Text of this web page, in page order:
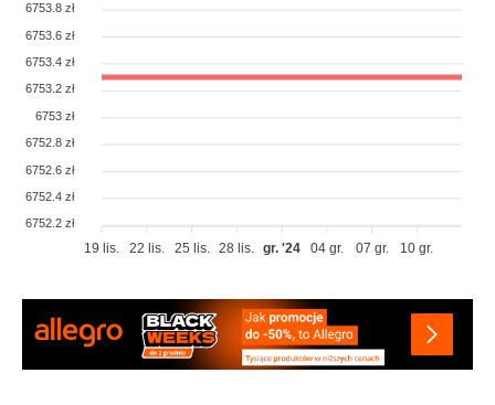
6753.8 zł
6753.6 zł
6753.4 zł
6753.2 zł
6753 zł
6752.8 zł
6752.6 zł
6752.4 zł
6752.2 zł
19 lis. 22 lis. 25 lis. 28 lis. gr. '24 04 gr. 07 gr. 10 gr.